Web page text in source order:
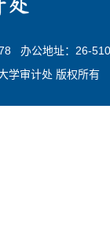
办公地址：26-
学审计处 版权所有